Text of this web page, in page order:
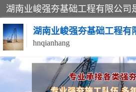
湖南业峻强夯基础工程有
hnqianhang
强夯施工案例 强